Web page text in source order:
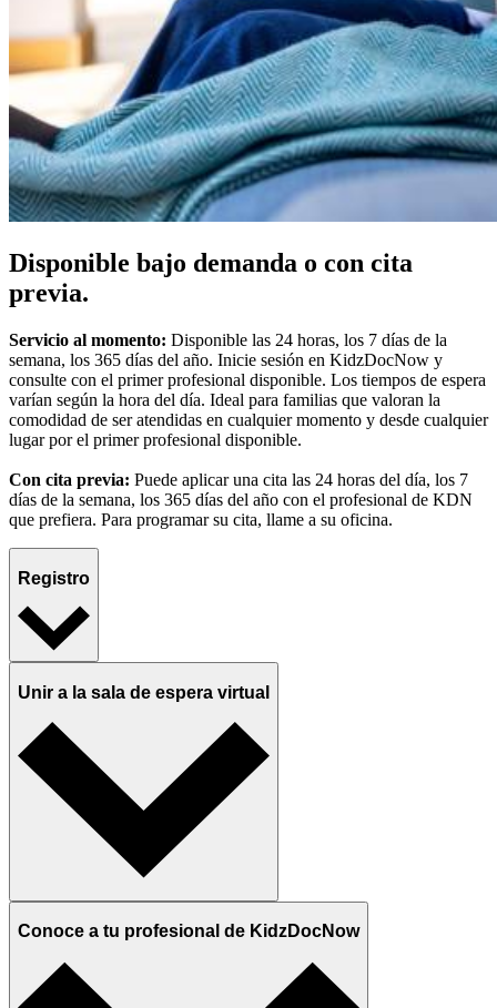
Disponible bajo demanda o con cita
previa.
Servicio al momento: Disponible las 24 horas, los 7 días de la
semana, los 365 días del año. Inicie sesión en KidzDocNow y
consulte con el primer profesional disponible. Los tiempos de espera
varían según la hora del día. Ideal para familias que valoran la
comodidad de ser atendidas en cualquier momento y desde cualquier
lugar por el primer profesional disponible.
Con cita previa: Puede aplicar una cita las 24 horas del día, los 7
días de la semana, los 365 días del año con el profesional de KDN
que prefiera. Para programar su cita, llame a su oficina.
Registro
Unir a la sala de espera virtual
Conoce a tu profesional de KidzDocNow